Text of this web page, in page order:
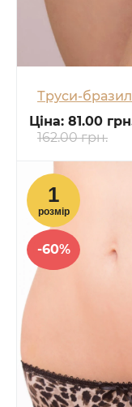
Труси-
Ціна: 81.00
162.00 грн.
-60%